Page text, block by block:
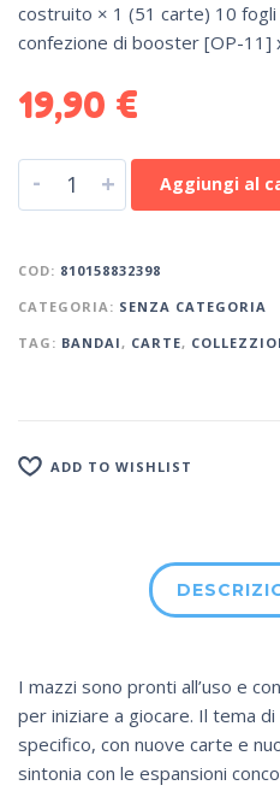
costruito × 1 (51 carte) 10 fogli
confezione di booster [OP-11]
19,90 €
- + Aggiungi al
COD: 810158832398
CATEGORIA: SENZA CATEGORIA
TAG: BANDAI, CARTE,
ADD TO WISHLIST
I mazzi sono pronti all’uso e
per iniziare a giocare. Il tema
specifico, con nuove carte e
sintonia con le espansioni